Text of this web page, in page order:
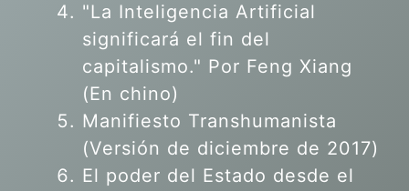
"La Inteligencia Artificial
significará el fin del
capitalismo." Por Feng Xiang
(En chino)
Manifiesto Transhumanista
(Versión de diciembre de 2017)
El poder del Estado desde el